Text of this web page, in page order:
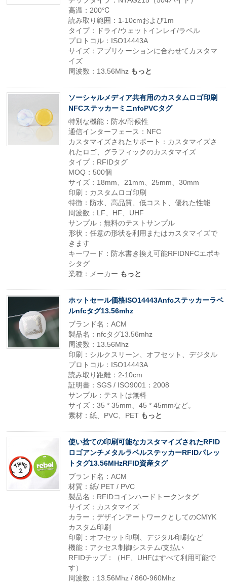
高温：200℃
読み取り範囲：1-10cmおよび1m
タイプ：ドライ/ウェットインレイ/ラベル
プロトコル：ISO14443A
サイズ：アプリケーションに合わせてカスタマ
イズ
周波数：13.56Mhz もっと
ソーシャルメディア共有用のカスタムロゴ印刷
NFCステッカーミニnfcPVCタグ
特別な機能：防水/耐候性
通信インターフェース：NFC
カスタマイズされたサポート：カスタマイズさ
れたロゴ、グラフィックのカスタマイズ
タイプ：RFIDタグ
MOQ：500個
サイズ：18mm、21mm、25mm、30mm
印刷：カスタムロゴ印刷
特徴：防水、高品質、低コスト、優れた性能
周波数：LF、HF、UHF
サンプル：無料のテストサンプル
形状：任意の形状を利用またはカスタマイズで
きます
キーワード：防水書き換え可能RFIDNFCエポキ
シタグ
業種：メーカー もっと
ホットセール価格ISO14443Anfcステッカーラベ
ルnfcタグ13.56mhz
ブランド名：ACM
製品名：nfcタグ13.56mhz
周波数：13.56Mhz
印刷：シルクスリーン、オフセット、デジタル
プロトコル：ISO14443A
読み取り距離：2-10cm
証明書：SGS / ISO9001：2008
サンプル：テストは無料
サイズ：35 * 35mm、45 * 45mmなど。
素材：紙、PVC、PET もっと
使い捨ての印刷可能なカスタマイズされたRFID
ロゴアンチメタルラベルステッカーRFIDパレッ
トタグ13.56MHzRFID資産タグ
ブランド名：ACM
材質：紙/ PET / PVC
製品名：RFIDコインハードトークンタグ
サイズ：カスタマイズ
カラー：デザインアートワークとしてのCMYK
カスタム印刷
印刷：オフセット印刷、デジタル印刷など
機能：アクセス制御システム/支払い
RFIDチップ：（HF、UHFはすべて利用可能で
す）
周波数：13.56Mhz / 860-960Mhz